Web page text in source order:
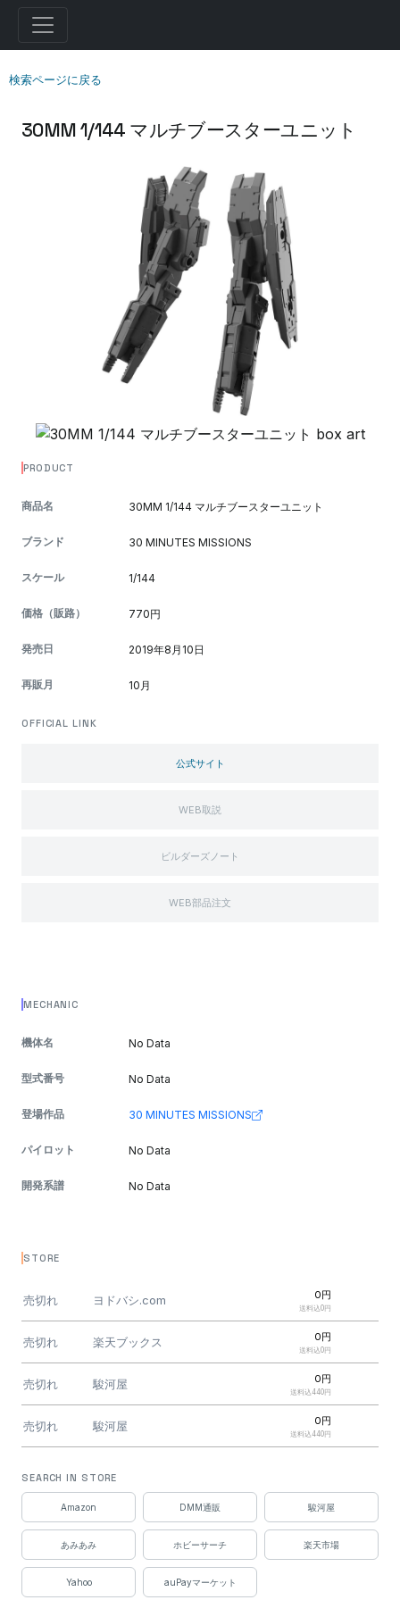
検索ページに戻る
30MM 1/144 マルチブースターユニット
PRODUCT
商品名 30MM 1/144 マルチブースターユニット
ブランド 30 MINUTES MISSIONS
スケール 1/144
価格（販路） 770円
発売日 2019年8月10日
再販月 10月
OFFICIAL LINK
公式サイト
WEB取説
ビルダーズノート
WEB部品注文
MECHANIC
機体名 No Data
型式番号 No Data
登場作品 30 MINUTES MISSIONS
パイロット No Data
開発系譜 No Data
STORE
売切れ ヨドバシ.com 0円
送料込0円
売切れ 楽天ブックス 0円
送料込0円
売切れ 駿河屋 0円
送料込440円
売切れ 駿河屋 0円
送料込440円
DMM通販 0円
DMM通販 0円
送料込530円
売切れ DMM通販
SEARCH IN STORE
Amazon DMM通販 駿河屋
あみあみ ホビーサーチ 楽天市場
Yahoo auPayマーケット